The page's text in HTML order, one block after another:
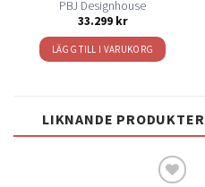
PBJ Designhouse
33.299 kr
LÄGG TILL I VARUKORG
LIKNANDE PRODUKTER